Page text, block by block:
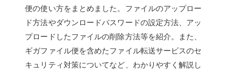
便の使い方をまとめました。ファイルのアップロー
ド方法やダウンロードパスワードの設定方法、アッ
プロードしたファイルの削除方法等を紹介。また、
ギガファイル便を含めたファイル転送サービスのセ
キュリティ対策についてなど、わかりやすく解説し